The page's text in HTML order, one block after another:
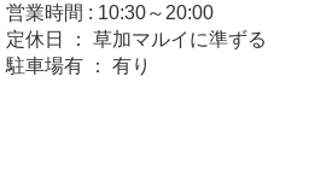
営業時間 : 10:30～20:00
定休日 ： 草加マルイに準ずる
駐車場有 ： 有り